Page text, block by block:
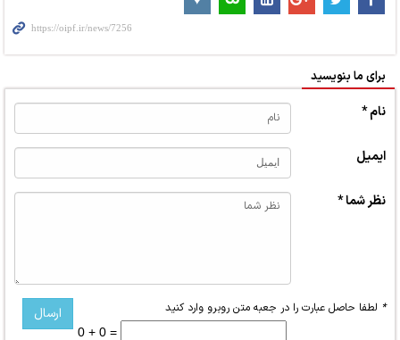
برای ما بنویسید
نام *
ایمیل
نظر شما *
* لطفا حاصل عبارت را در جعبه متن روبرو وارد کنید
0 + 0 =